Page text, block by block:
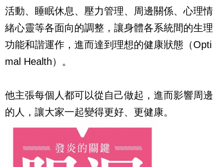
活動、睡眠休息、壓力管理、周邊關係、心理情
緒心靈等各面向的調整，讓身體各系統間的生理
功能和諧運作，進而達到理想的健康狀態（Opti
mal Health）。
他主張每個人都可以從自己做起，進而影響周邊
的人，讓大家一起變得更好、更健康。